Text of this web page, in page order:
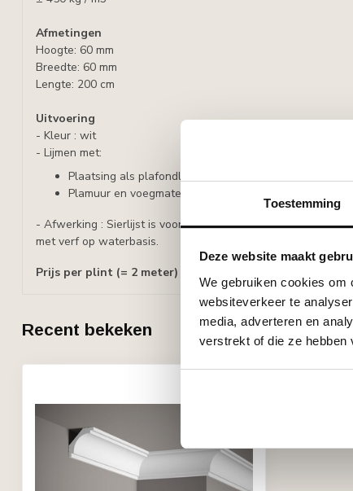
Toestemming
Deze website maakt
We gebruiken cookies om
websiteverkeer te
media, adverteren en
verstrekt of die ze hebben
Afmetingen
Hoogte: 60 mm
Breedte: 60 mm
Lengte: 200 cm
Uitvoering
- Kleur : wit
- Lijmen met:
Plaatsing als plafondlijst: Adefix, lijmverbruik: 7-8
Plamuur en voegmateriaal : Adefix
- Afwerking : Sierlijst is voorbehandeld met een
met verf op waterbasis.
Prijs per plint (= 2 meter)
Recent bekeken